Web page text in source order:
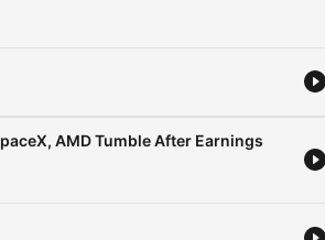
AMD Tumble After Earnings